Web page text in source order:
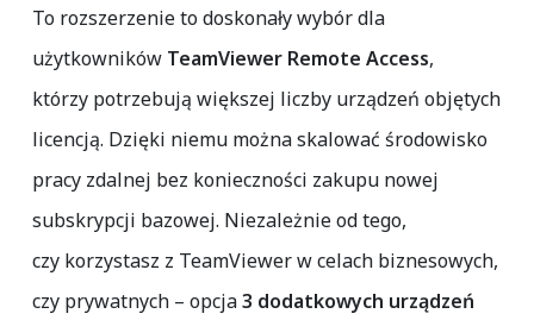
To rozszerzenie to doskonały wybór dla
użytkowników TeamViewer Remote Access,
którzy potrzebują większej liczby urządzeń objętych
licencją. Dzięki niemu można skalować środowisko
pracy zdalnej bez konieczności zakupu nowej
subskrypcji bazowej. Niezależnie od tego,
czy korzystasz z TeamViewer w celach biznesowych,
czy prywatnych – opcja3 dodatkowych urządzeń